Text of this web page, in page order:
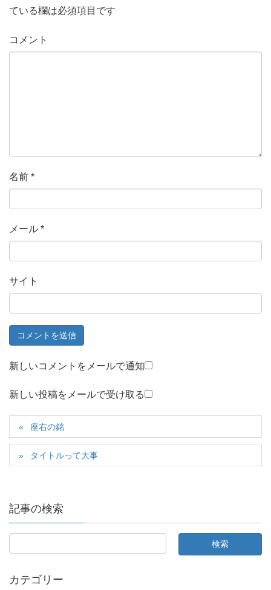
ている欄は必須項目です
コメント
名前 *
メール *
サイト
新しいコメントをメールで通知
新しい投稿をメールで受け取る
座右の銘
タイトルって大事
記事の検索
カテゴリー